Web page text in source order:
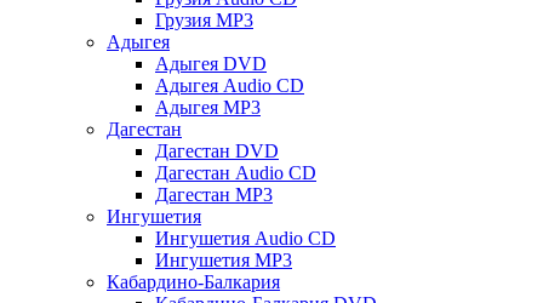
Грузия MP3
Адыгея
Адыгея DVD
Адыгея Audio CD
Адыгея MP3
Дагестан
Дагестан DVD
Дагестан Audio CD
Дагестан MP3
Ингушетия
Ингушетия Audio CD
Ингушетия MP3
Кабардино-Балкария